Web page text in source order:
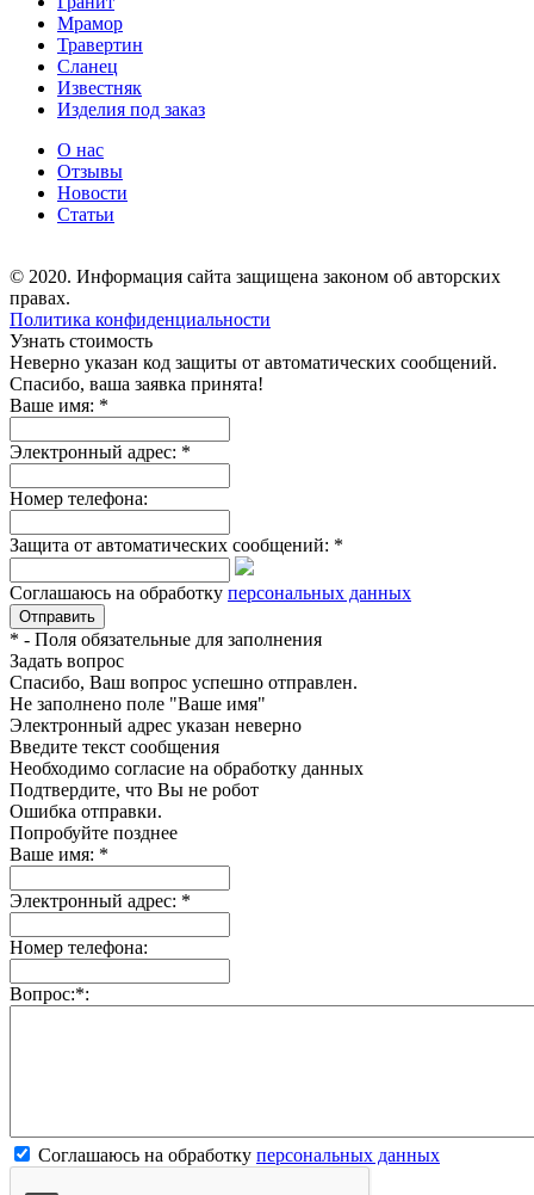
Мрамор
Травертин
Сланец
Известняк
Изделия под заказ
О нас
Отзывы
Новости
Статьи
© 2020. Информация сайта защищена законом об авторских
правах.
Политика конфиденциальности
Узнать стоимость
Неверно указан код защиты от автоматических сообщений.
Спасибо, ваша заявка принята!
Ваше имя: *
Электронный адрес: *
Номер телефона:
Защита от автоматических сообщений: *
Соглашаюсь на обработку персональных данных
* - Поля обязательные для заполнения
Задать вопрос
Спасибо, Ваш вопрос успешно отправлен.
Не заполнено поле "Ваше имя"
Электронный адрес указан неверно
Введите текст сообщения
Необходимо согласие на обработку данных
Подтвердите, что Вы не робот
Ошибка отправки.
Попробуйте позднее
Ваше имя: *
Электронный адрес: *
Номер телефона:
Вопрос:*:
Соглашаюсь на обработку персональных данных